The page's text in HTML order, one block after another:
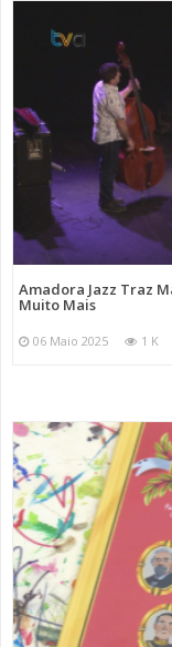
Amadora Jazz Traz
Muito Mais
06 Maio 2025 1 K